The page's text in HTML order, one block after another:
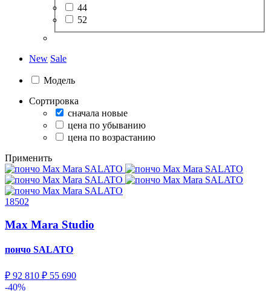
44
52
New Sale
Модель
Сортировка
сначала новые
цена по убыванию
цена по возрастанию
Применить
18502
Max Mara Studio
пончо SALATO
₽ 92 810 ₽ 55 690
-40%